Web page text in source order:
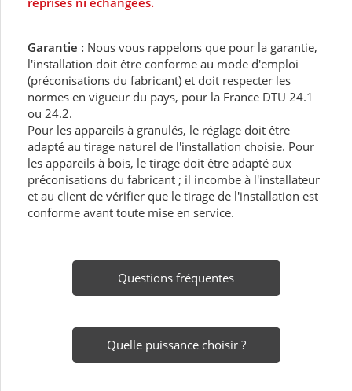
Garantie : Nous vous rappelons que pour la garantie,
l'installation doit être conforme au mode d'emploi
(préconisations du fabricant) et doit respecter les
normes en vigueur du pays, pour la France DTU 24.1
ou 24.2.
Pour les appareils à granulés, le réglage doit être
adapté au tirage naturel de l'installation choisie. Pour
les appareils à bois, le tirage doit être adapté aux
préconisations du fabricant ; il incombe à l'installateur
et au client de vérifier que le tirage de l'installation est
conforme avant toute mise en service.
Questions fréquentes
Quelle puissance choisir ?